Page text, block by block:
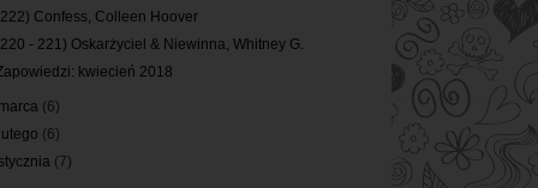
Confess, Colleen Hoover
- 221) Oskarżyciel & Niewinna, Whitney G.
kwiecień 2018
(6)
(6)
(7)